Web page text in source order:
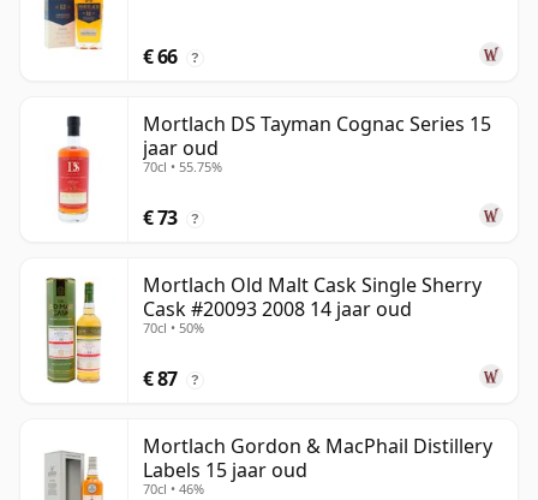
€ 66 ?
Mortlach DS Tayman Cognac Series 15
jaar oud
70cl • 55.75%
€ 73 ?
Mortlach Old Malt Cask Single Sherry
Cask #20093 2008 14 jaar oud
70cl • 50%
€ 87 ?
Mortlach Gordon & MacPhail Distillery
Labels 15 jaar oud
70cl • 46%